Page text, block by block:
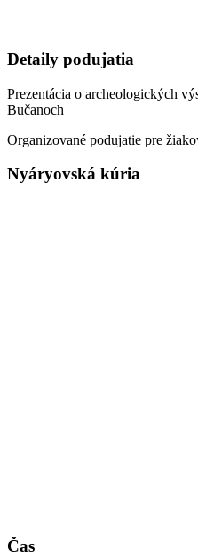
Detaily podujatia
Prezentácia o archeologických
Bučanoch
Organizované podujatie pre
Nyáryovská kúria
Čas